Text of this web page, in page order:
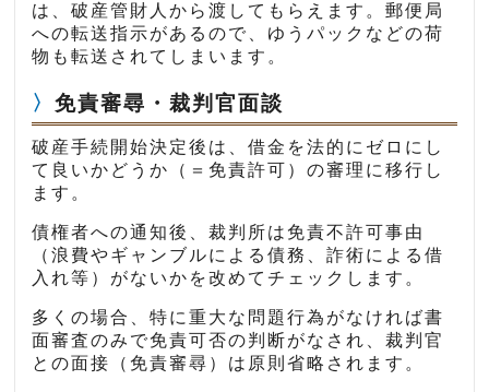
は、破産管財人から渡してもらえます。郵便局
への転送指示があるので、ゆうパックなどの荷
物も転送されてしまいます。
免責審尋・裁判官面談
破産手続開始決定後は、借金を法的にゼロにし
て良いかどうか（＝免責許可）の審理に移行し
ます。
債権者への通知後、裁判所は免責不許可事由
（浪費やギャンブルによる債務、詐術による借
入れ等）がないかを改めてチェックします。
多くの場合、特に重大な問題行為がなければ書
面審査のみで免責可否の判断がなされ、裁判官
との面接（免責審尋）は原則省略されます。